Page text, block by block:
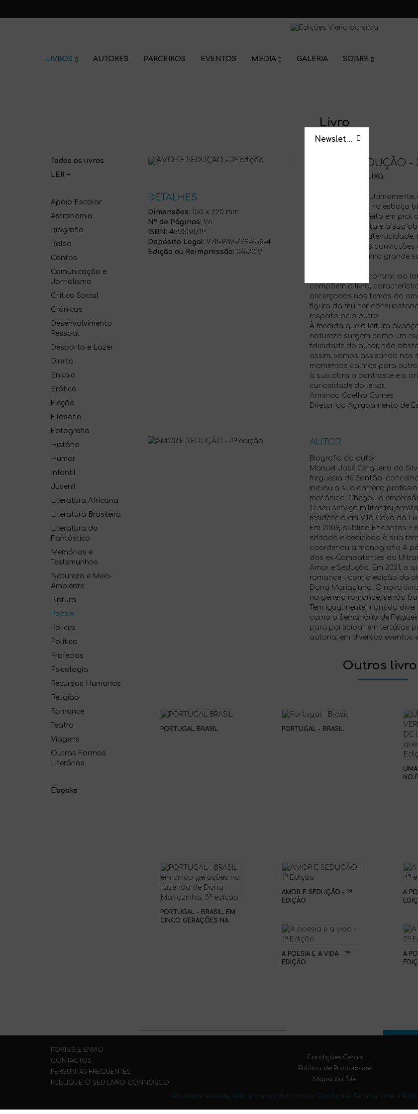
Ao utilizar este site, está a concordar com as Condições Gerais e com a
LIVROS AUTORES PARCEIROS EVENTOS MEDIA GALERIA SOBRE
Livro
Todos os livros
LER +
Apoio Escolar
Astronomia
Biografia
Bolso
Contos
Comunicação e
Jornalismo
Crítica Social
Crónicas
Desenvolvimento
Pessoal
Desporto e Lazer
Direito
Ensaio
Erótico
Ficção
Filosofia
Fotografia
História
Humor
Infantil
Juvenil
Literatura Africana
Literatura Brasileira
Literatura do
Fantástico
Memórias e
Testemunhos
Natureza e Meio-
Ambiente
Pintura
Poesia
Policial
Política
Profecias
Psicologia
Recursos Humanos
Religião
Romance
Teatro
Viagens
Outras Formas
Literárias
Ebooks
DETALHES
Dimensões: 150 x 220 mm
Nº de Páginas: 96
ISBN: 459538/19
Depósito Legal: 978-989-779-256-4
Edição ou Reimpressão: 08-2019
AMOR E SEDUÇÃO
Zé Manel da Lixa
Tenho assistido,
pode ler adiante no esboço
este lixense tem feito em
paixões é a escrita e a sua
simplicidade e
humilde nas suas
pois, para mim, uma grande
O leitor pode encontrar, ao
compõem o livro,
alicerçadas nos temas do
figura da mulher
respeito pelo outro.
À medida que a leitura
natureza surgem como um
felicidade do autor, não
assim, vamos assistindo nos
momentos calmos para
à sua obra o contraste e a
curiosidade do leitor.
Armindo Coelho Gomes
Diretor do Agrupamento de
AUTOR
Biografia do autor
Manuel José Cerqueira da
freguesia de Santão,
Iniciou a sua carreira
mecânico. Chegou a
O seu serviço militar foi
residência em Vila Cova da
Em 2009, publica Encantos
editada e dedicada à sua
coordenou a monografia A
dos ex-Combatentes do
Amor e Sedução. Em 2021, o
romance – com a edição da
Dona Mariazinha. O novo
no género romance, sendo
Tem igualmente mantido
como o Semanário de
para participar em tertúlias
autoria, em diversos eventos
Outros
PORTUGAL BRASIL PORTUGAL - BRASIL
NO
PORTUGAL - BRASIL, EM
CINCO GERAÇÕES NA
AMOR E SEDUÇÃO - 1ª
EDIÇÃO
A
A POESIA E A VIDA - 1ª
EDIÇÃO
A
PORTES E ENVIO
CONTACTOS
PERGUNTAS FREQUENTES
PUBLIQUE O SEU LIVRO CONNOSCO
Condições Gerais
Política de Privacidade
Mapa do Site
Newsletter